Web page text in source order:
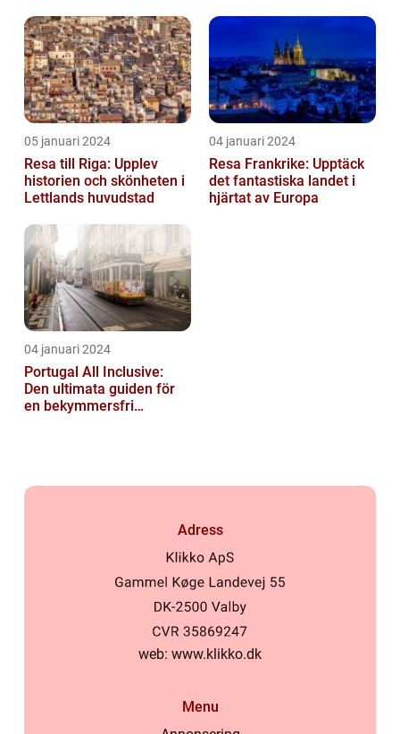
Semester...
05 januari 2024
Resa till Riga: Upplev
historien och skönheten i
Lettlands huvudstad
04 januari 2024
Resa Frankrike: Upptäck
det fantastiska landet i
hjärtat av Europa
04 januari 2024
Portugal All Inclusive:
Den ultimata guiden för
en bekymmersfri
Adress
web: www.klikko.dk
Menu